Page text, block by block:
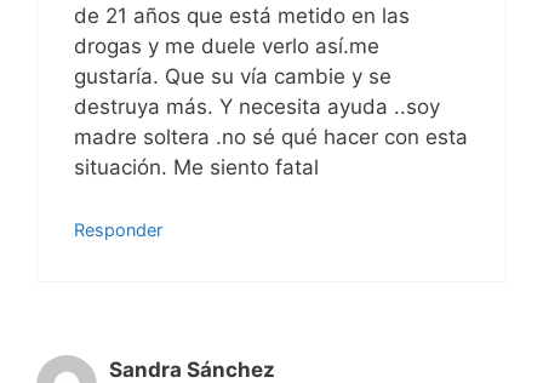
de 21 años que está metido en las
drogas y me duele verlo así.me
gustaría. Que su vía cambie y se
destruya más. Y necesita ayuda ..soy
madre soltera .no sé qué hacer con esta
situación. Me siento fatal
Responder
Sandra Sánchez